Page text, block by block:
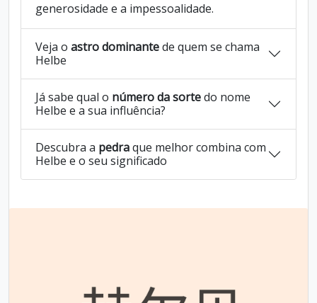
generosidade e a impessoalidade.
Veja o astro dominantede quem se chama
Helbe
Já sabe qual o número da sortedo nome
Helbe e a sua influência?
Descubra a pedraque melhor combina com
Helbe e o seu significado